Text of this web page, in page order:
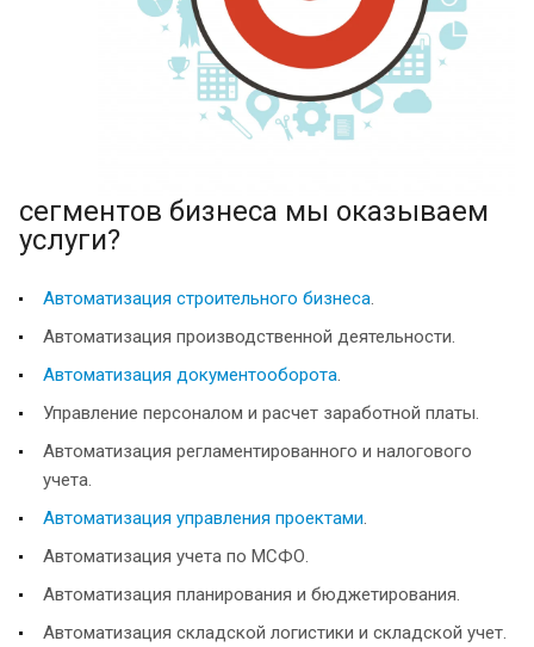
сегментов бизнеса мы оказываем
услуги?
Автоматизация строительного бизнеса.
Автоматизация производственной деятельности.
Автоматизация документооборота.
Управление персоналом и расчет заработной платы.
Автоматизация регламентированного и налогового
учета.
Автоматизация управления проектами.
Автоматизация учета по МСФО.
Автоматизация планирования и бюджетирования.
Автоматизация складской логистики и складской учет.